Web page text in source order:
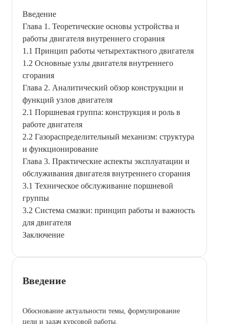
Введение
Глава 1. Теоретические основы устройства и
работы двигателя внутреннего сгорания
1.1 Принцип работы четырехтактного двигателя
1.2 Основные узлы двигателя внутреннего
сгорания
Глава 2. Аналитический обзор конструкции и
функций узлов двигателя
2.1 Поршневая группа: конструкция и роль в
работе двигателя
2.2 Газораспределительный механизм: структура
и функционирование
Глава 3. Практические аспекты эксплуатации и
обслуживания двигателя внутреннего сгорания
3.1 Техническое обслуживание поршневой
группы
3.2 Система смазки: принцип работы и важность
для двигателя
Заключение
Введение
Обоснование актуальности темы, формулирование
цели и задач курсовой работы.